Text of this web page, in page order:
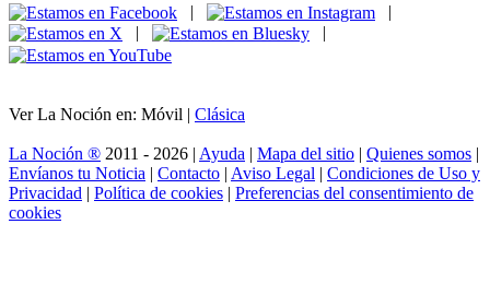
|
|
|
|
Ver La Noción en: Móvil | Clásica
La Noción ® 2011 - 2026 | Ayuda | Mapa del sitio | Quienes somos |
Envíanos tu Noticia | Contacto | Aviso Legal | Condiciones de Uso y
Privacidad | Política de cookies | Preferencias del consentimiento de
cookies